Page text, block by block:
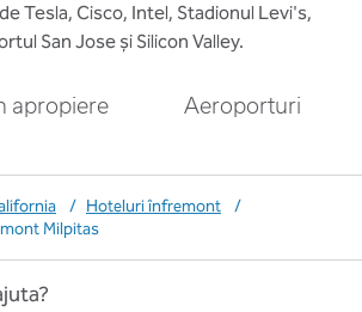
Tesla, Cisco, Intel, Stadionul Levi's,
San Jose și Silicon Valley.
apropiere Aeroporturi
/ Hoteluri înfremont
/
Milpitas